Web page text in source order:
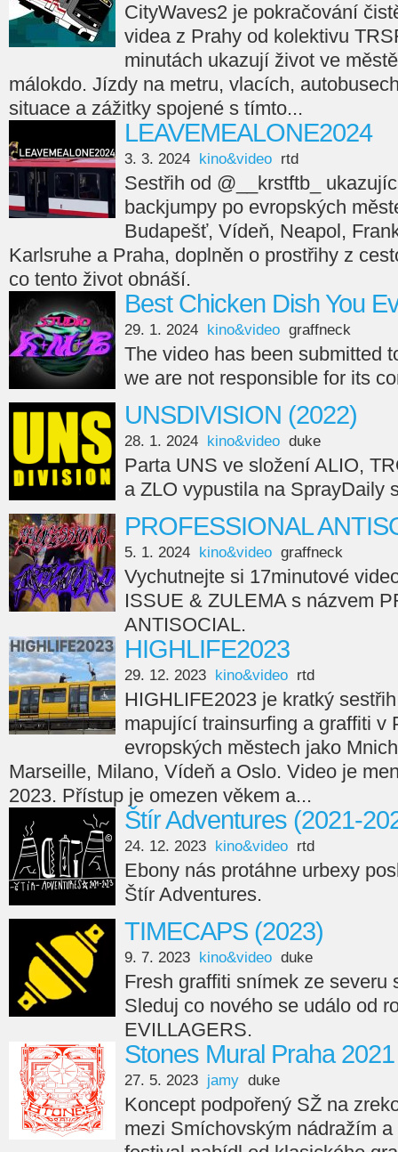
CityWaves2 je pokračování
videa z Prahy od kolektivu
minutách ukazují život ve
málokdo. Jízdy na metru, vlacích,
situace a zážitky spojené s tímto...
LEAVEMEALONE2024
3. 3. 2024 kino&video rtd
Sestřih od @__krstftb_
backjumpy po evropských
Budapešť, Vídeň, Neapol,
Karlsruhe a Praha, doplněn o prostřihy z
co tento život obnáší.
Best Chicken Dish You
29. 1. 2024 kino&video graffneck
The video has been submitted
we are not responsible for its
UNSDIVISION (2022)
28. 1. 2024 kino&video duke
Parta UNS ve složení ALIO,
a ZLO vypustila na SprayDaily
PROFESSIONAL
5. 1. 2024 kino&video graffneck
Vychutnejte si 17minutové
ISSUE & ZULEMA s názvem
ANTISOCIAL.
HIGHLIFE2023
29. 12. 2023 kino&video rtd
HIGHLIFE2023 je kratký
mapující trainsurfing a graffiti v
evropských městech jako
Marseille, Milano, Vídeň a Oslo. Video je
2023. Přístup je omezen věkem a...
Štír Adventures (2021-
24. 12. 2023 kino&video rtd
Ebony nás protáhne urbexy
Štír Adventures.
TIMECAPS (2023)
9. 7. 2023 kino&video duke
Fresh graffiti snímek ze severu
Sleduj co nového se událo od
EVILLAGERS.
Stones Mural Praha 2021
27. 5. 2023 jamy duke
Koncept podpořený SŽ na
mezi Smíchovským nádražím